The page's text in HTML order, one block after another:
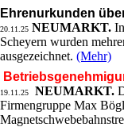
Ehrenurkunden
20.11.25 NEUMARKT.
Scheyern wurden
ausgezeichnet. (Mehr)
19.11.25 NEUMARKT.
Firmengruppe Max